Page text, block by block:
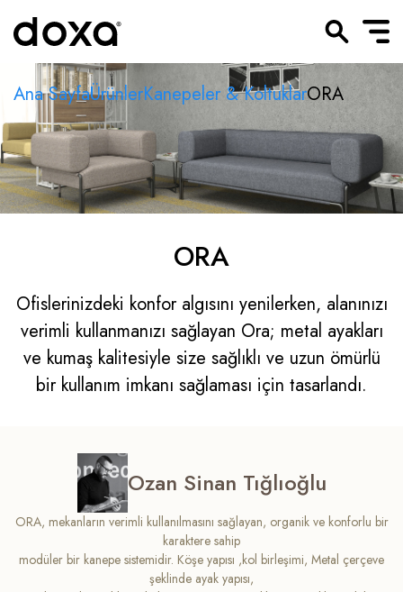
Ana SayfaÜrünlerKanepeler & KoltuklarORA
ORA
Ofislerinizdeki konfor algısını yenilerken, alanınızı
verimli kullanmanızı sağlayan Ora; metal ayakları
ve kumaş kalitesiyle size sağlıklı ve uzun ömürlü
bir kullanım imkanı sağlaması için tasarlandı.
Ozan Sinan Tığlıoğlu
ORA, mekanların verimli kullanılmasını sağlayan, organik ve konforlu bir
karaktere sahip
modüler bir kanepe sistemidir. Köşe yapısı ,kol birleşimi, Metal çerçeve
şeklinde ayak yapısı,